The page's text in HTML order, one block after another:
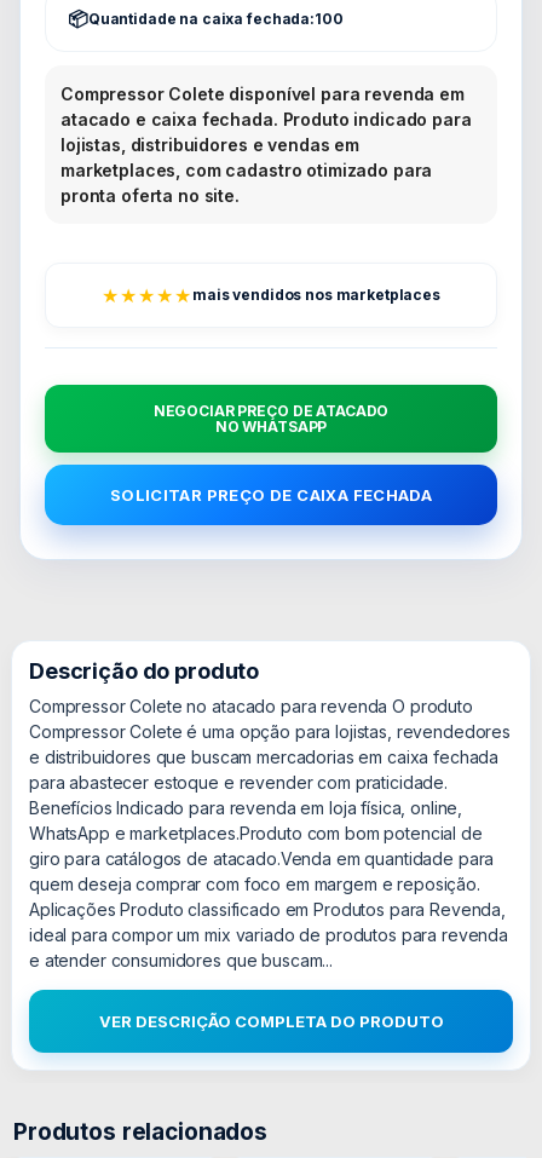
Quantidade na caixa fechada:100
Compressor Colete disponível para revenda em
atacado e caixa fechada. Produto indicado para
lojistas, distribuidores e vendas em
marketplaces, com cadastro otimizado para
pronta oferta no site.
★★★★★ mais vendidos nos marketplaces
NEGOCIAR PREÇO DE ATACADO
NO WHATSAPP
SOLICITAR PREÇO DE CAIXA FECHADA
Descrição do produto
Compressor Colete no atacado para revenda O produto
Compressor Colete é uma opção para lojistas, revendedores
e distribuidores que buscam mercadorias em caixa fechada
para abastecer estoque e revender com praticidade.
Benefícios Indicado para revenda em loja física, online,
WhatsApp e marketplaces.Produto com bom potencial de
giro para catálogos de atacado.Venda em quantidade para
quem deseja comprar com foco em margem e reposição.
Aplicações Produto classificado em Produtos para Revenda,
ideal para compor um mix variado de produtos para revenda
e atender consumidores que buscam...
VER DESCRIÇÃO COMPLETA DO PRODUTO
Produtos relacionados